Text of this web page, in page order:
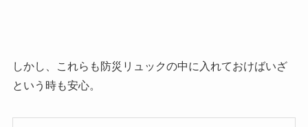
しかし、これらも防災リュックの中に入れておけばいざ
という時も安心。